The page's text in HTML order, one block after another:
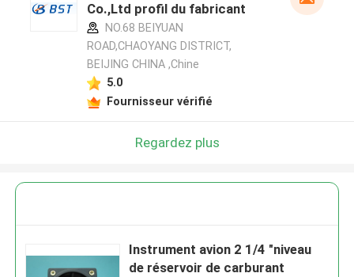
Co.,Ltd profil du fabricant
NO.68 BEIYUAN
ROAD,CHAOYANG DISTRICT,
BEIJING CHINA ,Chine
5.0
Fournisseur vérifié
Regardez plus
Instrument avion 2 1/4 "niveau
de réservoir de carburant